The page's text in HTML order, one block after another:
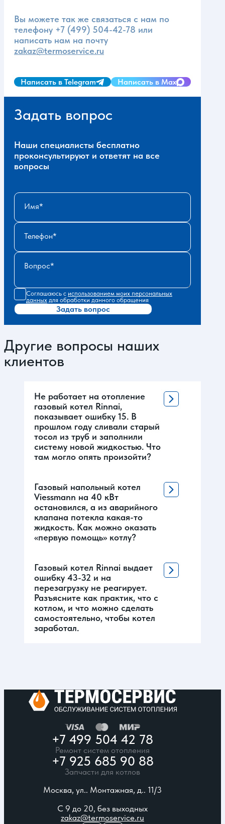
Вы можете так же связаться с нам по
телефону +7 (499) 504-42-78 или
написать нам на почту
zakaz@termoservice.ru
Написать в Telegram Написать в Max
Задать вопрос
Наши специалисты бесплатно
проконсультируют и ответят на все
вопросы
Имя
Телефон
Вопрос
Соглашаюсь с использованием моих персональных
данных для обработки данного обращения
Задать вопрос
Другие вопросы наших
клиентов
Не работает на отопление
газовый котел Rinnai,
показывает ошибку 15. В
прошлом году сливали старый
тосол из труб и заполнили
систему новой жидкостью. Что
там могло опять произойти?
Газовый напольный котел
Viessmann на 40 кВт
остановился, а из аварийного
клапана потекла какая-то
жидкость. Как можно оказать
«первую помощь» котлу?
Газовый котел Rinnai выдает
ошибку 43-32 и на
перезагрузку не реагирует.
Разъясните как практик, что с
котлом, и что можно сделать
самостоятельно, чтобы котел
заработал.
+7 499 504 42 78
Ремонт систем отопления
+7 925 685 90 88
Запчасти для котлов
Москва, ул.. Монтажная, д.. 11/3
С 9 до 20, без выходных
zakaz@termoservice.ru